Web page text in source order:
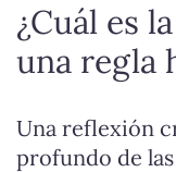
¿Cuál es
una regla
Una reflexión
profundo de